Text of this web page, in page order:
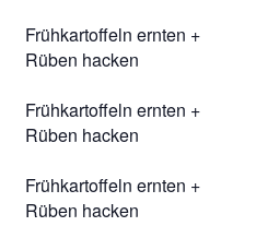
Frühkartoffeln ernten +
Rüben hacken
Frühkartoffeln ernten +
Rüben hacken
Frühkartoffeln ernten +
Rüben hacken